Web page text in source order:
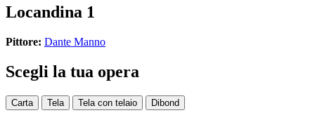
Locandina 1
Pittore: Dante Manno
Scegli la tua opera
Carta Tela Tela con telaio Dibond